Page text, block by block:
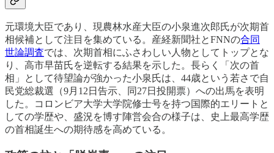
元環境大臣であり、現農林水産大臣の小泉進次郎氏が次期首
相候補として注目を集めている。産経新聞社とFNNの合同
世論調査では、次期首相にふさわしい人物としてトップとな
り、高市早苗氏を逆転する結果を示した。長らく「次の首
相」として待望論が強かった小泉氏は、44歳という若さで自
民党総裁選（9月12日告示、同27日投開票）への出馬を表明
した。コロンビア大学大学院修士号を持つ国際的エリートと
しての学歴や、盛況を博す陣営会合の様子は、史上最高学歴
の首相誕生への期待感を高めている。